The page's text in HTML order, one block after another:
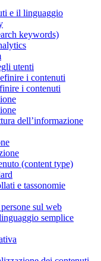
e il linguaggio
keywords)
utenti
i contenuti
i contenuti
dell’informazione
(content type)
e tassonomie
sul web
semplice